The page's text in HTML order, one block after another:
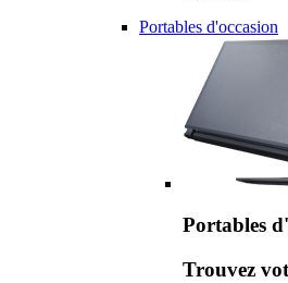
Portables d'occasion
Portables
Trouvez